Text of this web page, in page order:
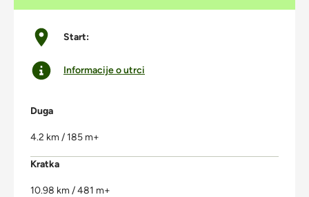
Start:
Informacije o utrci
Duga
4.2 km / 185 m+
Kratka
10.98 km / 481 m+